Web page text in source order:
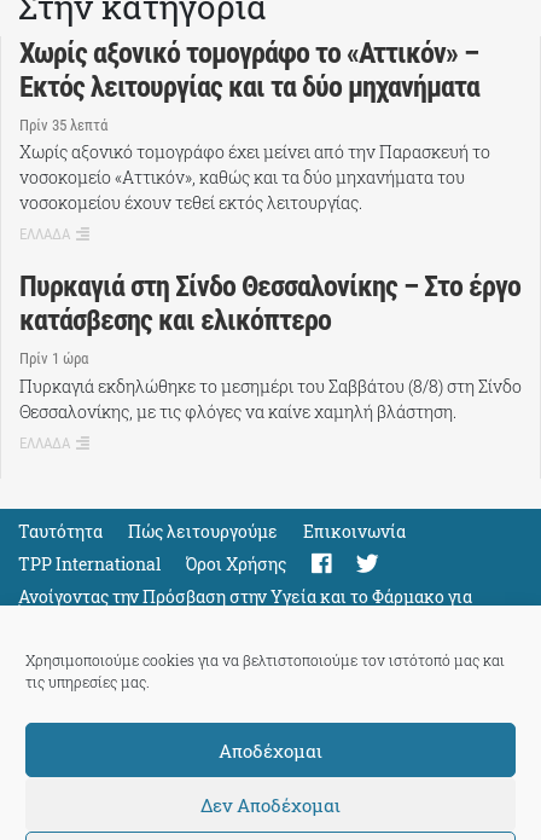
Χρησιμοποιούμε cookies για να βελτιστοποιούμε τον ιστότοπό μας και
τις υπηρεσίες μας.
Αποδέχομαι
Δεν Αποδέχομαι
Χωρίς αξονικό τομογράφο το «Αττικόν» –
Εκτός λειτουργίας και τα δύο μηχανήματα
Πρίν 35 λεπτά
Χωρίς αξονικό τομογράφο έχει μείνει από την Παρασκευή το
νοσοκομείο «Αττικόν», καθώς και τα δύο μηχανήματα του
νοσοκομείου έχουν τεθεί εκτός λειτουργίας.
ΕΛΛΑΔΑ
Πυρκαγιά στη Σίνδο Θεσσαλονίκης – Στο έργο
κατάσβεσης και ελικόπτερο
Πρίν 1 ώρα
Πυρκαγιά εκδηλώθηκε το μεσημέρι του Σαββάτου (8/8) στη Σίνδο
Θεσσαλονίκης, με τις φλόγες να καίνε χαμηλή βλάστηση.
ΕΛΛΑΔΑ
Ταυτότητα Πώς λειτουργούμε
Eπικοινωνία
TPP International
Όροι Χρήσης
Ανοίγοντας την Πρόσβαση στην Υγεία και το Φάρμακο για
Όλους
Support
ThePressProject
powered by our community members